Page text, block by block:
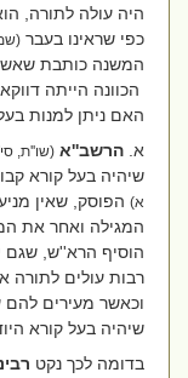
היה עולה לתורה,
כפי שראינו בעבר
המשנה כותבת שאשה
הכוונה הייתה דווקא
האם ניתן למנות בעל
א.הרשב''א (שו''ת, סי'
שיהיה בעל קורא
הפוסק, שאין
המגילה ואחר את
הוסיף הרא''ש, שגם יש
רבות עולים לתורה
וכאשר מעירים להם
שיהיה בעל קורא
בדומה לכך נקטרבינו